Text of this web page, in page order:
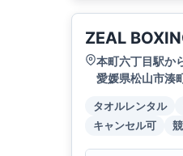
ZEAL
本町六丁目駅か
愛媛県松山市湊
タオルレンタル
キャンセル可